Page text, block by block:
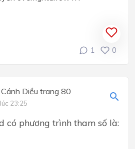
1 0
Cánh Diều trang 80
23:25
có phương trình tham số là: